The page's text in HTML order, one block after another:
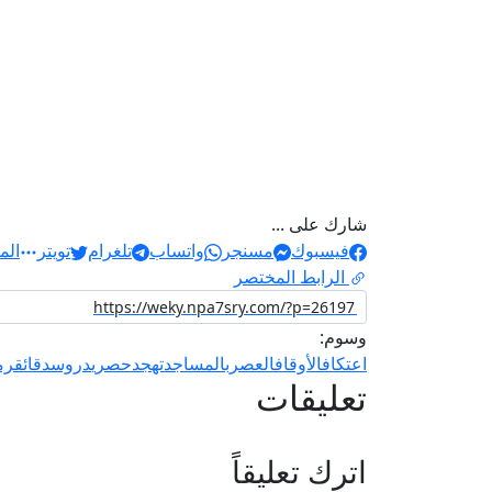
شارك على ...
فيسبوك
مسنجر واتساب تلغرام تويتر
الرابط المختصر
وسوم:
اعتكافالأوقافالعصر بالمساجدتهجدحصريدروسدقائق
تعليقات
اترك تعليقاً